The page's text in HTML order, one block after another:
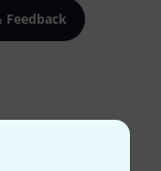
Feedback